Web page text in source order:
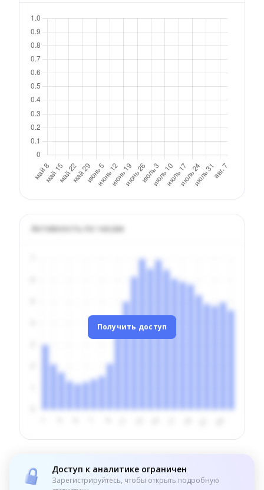
Активность по часам
Получить доступ
Доступ к аналитике ограничен
Зарегистрируйтесь, чтобы открыть подробную